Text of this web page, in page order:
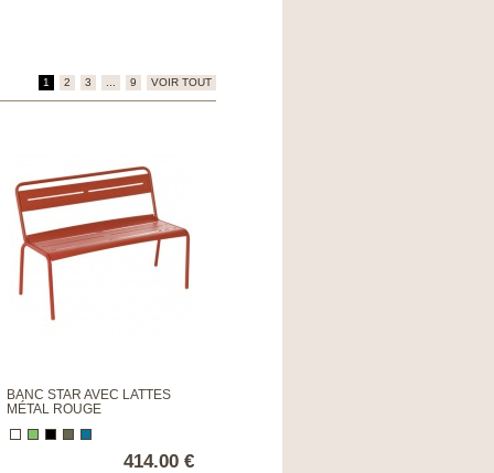
1 2 3 9 VOIR TOUT
BANC STAR AVEC LATTES
MÉTAL ROUGE
414.00 €